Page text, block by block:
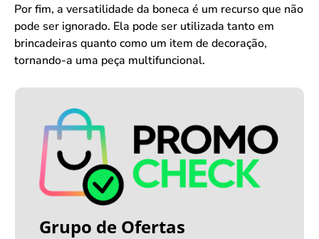
Por fim, a versatilidade da boneca é um recurso que não
pode ser ignorado. Ela pode ser utilizada tanto em
brincadeiras quanto como um item de decoração,
tornando-a uma peça multifuncional.
Grupo de Ofertas